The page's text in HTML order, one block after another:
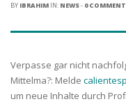
BY IBRAHIM IN: NEWS- 0 COMMENT
Verpasse gar nicht
Mittelma?: Melde
um neue Inhalte durch